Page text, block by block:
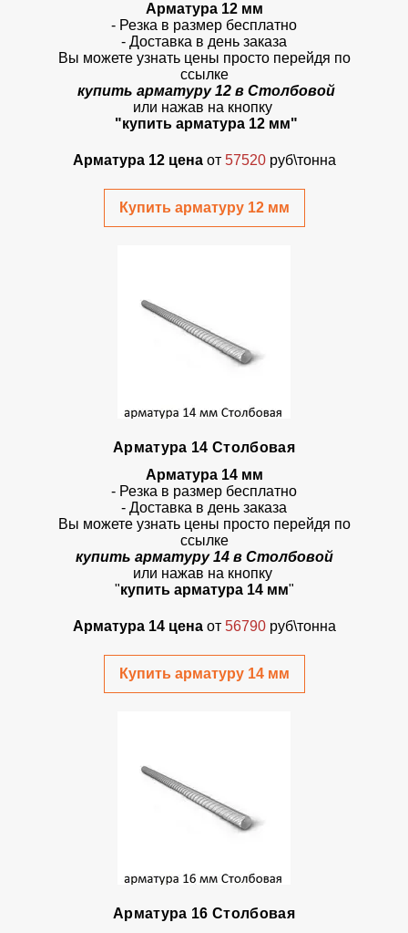
Арматура 12 мм
- Резка в размер бесплатно
- Доставка в день заказа
Вы можете узнать цены просто перейдя по
ссылке
купить арматуру 12 в Столбовой
или нажав на кнопку
"купить арматура 12 мм"
Арматура 12 цена от 57520 руб\тонна
Купить арматуру 12 мм
Арматура 14 Столбовая
Арматура 14 мм
- Резка в размер бесплатно
- Доставка в день заказа
Вы можете узнать цены просто перейдя по
ссылке
купить арматуру 14 в Столбовой
или нажав на кнопку
"купить арматура 14 мм"
Арматура 14 цена от 56790 руб\тонна
Купить арматуру 14 мм
Арматура 16 Столбовая